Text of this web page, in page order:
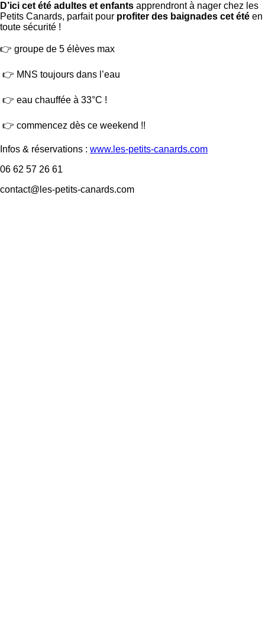
D’ici cet été adultes et enfants apprendront à nager chez les
Petits Canards, parfait pour profiter des baignades cet été en
toute sécurité !
👉 groupe de 5 élèves max
👉 MNS toujours dans l’eau
👉 eau chauffée à 33°C !
👉 commencez dès ce weekend !!
Infos & réservations : www.les-petits-canards.com
06 62 57 26 61
contact@les-petits-canards.com